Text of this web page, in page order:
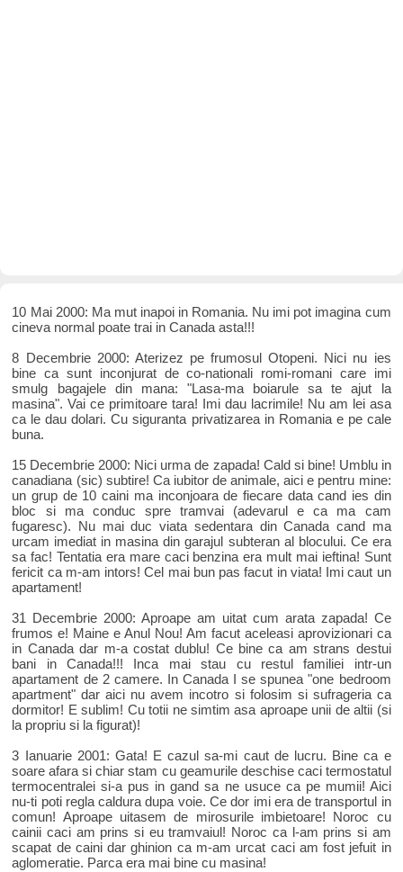
10 Mai 2000: Ma mut inapoi in Romania. Nu imi pot imagina cum
cineva normal poate trai in Canada asta!!!
8 Decembrie 2000: Aterizez pe frumosul Otopeni. Nici nu ies
bine ca sunt inconjurat de co-nationali romi-romani care imi
smulg bagajele din mana: "Lasa-ma boiarule sa te ajut la
masina". Vai ce primitoare tara! Imi dau lacrimile! Nu am lei asa
ca le dau dolari. Cu siguranta privatizarea in Romania e pe cale
buna.
15 Decembrie 2000: Nici urma de zapada! Cald si bine! Umblu in
canadiana (sic) subtire! Ca iubitor de animale, aici e pentru mine:
un grup de 10 caini ma inconjoara de fiecare data cand ies din
bloc si ma conduc spre tramvai (adevarul e ca ma cam
fugaresc). Nu mai duc viata sedentara din Canada cand ma
urcam imediat in masina din garajul subteran al blocului. Ce era
sa fac! Tentatia era mare caci benzina era mult mai ieftina! Sunt
fericit ca m-am intors! Cel mai bun pas facut in viata! Imi caut un
apartament!
31 Decembrie 2000: Aproape am uitat cum arata zapada! Ce
frumos e! Maine e Anul Nou! Am facut aceleasi aprovizionari ca
in Canada dar m-a costat dublu! Ce bine ca am strans destui
bani in Canada!!! Inca mai stau cu restul familiei intr-un
apartament de 2 camere. In Canada I se spunea "one bedroom
apartment" dar aici nu avem incotro si folosim si sufrageria ca
dormitor! E sublim! Cu totii ne simtim asa aproape unii de altii (si
la propriu si la figurat)!
3 Ianuarie 2001: Gata! E cazul sa-mi caut de lucru. Bine ca e
soare afara si chiar stam cu geamurile deschise caci termostatul
termocentralei si-a pus in gand sa ne usuce ca pe mumii! Aici
nu-ti poti regla caldura dupa voie. Ce dor imi era de transportul in
comun! Aproape uitasem de mirosurile imbietoare! Noroc cu
cainii caci am prins si eu tramvaiul! Noroc ca l-am prins si am
scapat de caini dar ghinion ca m-am urcat caci am fost jefuit in
aglomeratie. Parca era mai bine cu masina!